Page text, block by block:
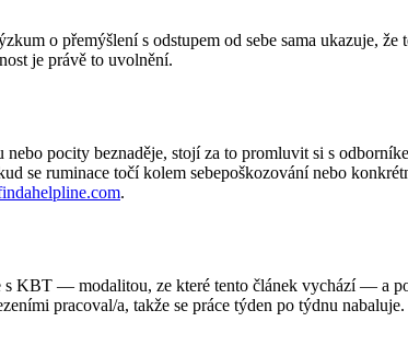
o přemýšlení s odstupem od sebe sama ukazuje, že
je právě to uvolnění.
pocity beznaděje, stojí za to promluvit si s
se ruminace točí kolem sebepoškozování nebo
.
s KBT — modalitou, ze které tento článek vychází — a
pracoval/a, takže se práce týden po týdnu